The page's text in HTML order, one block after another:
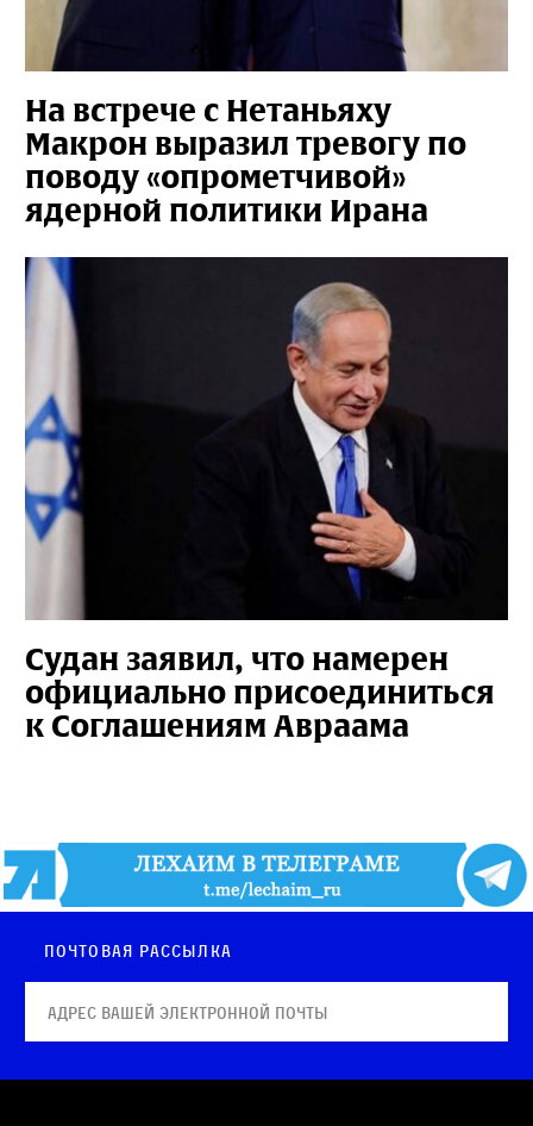
На встрече с Нетаньяху
Макрон выразил тревогу по
поводу «опрометчивой»
ядерной политики Ирана
Судан заявил, что намерен
официально присоединиться
к Соглашениям Авраама
Почтовая рассылка